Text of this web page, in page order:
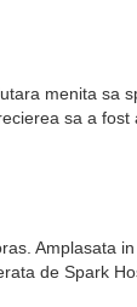
menita sa
sa a
Amplasata
de Spark